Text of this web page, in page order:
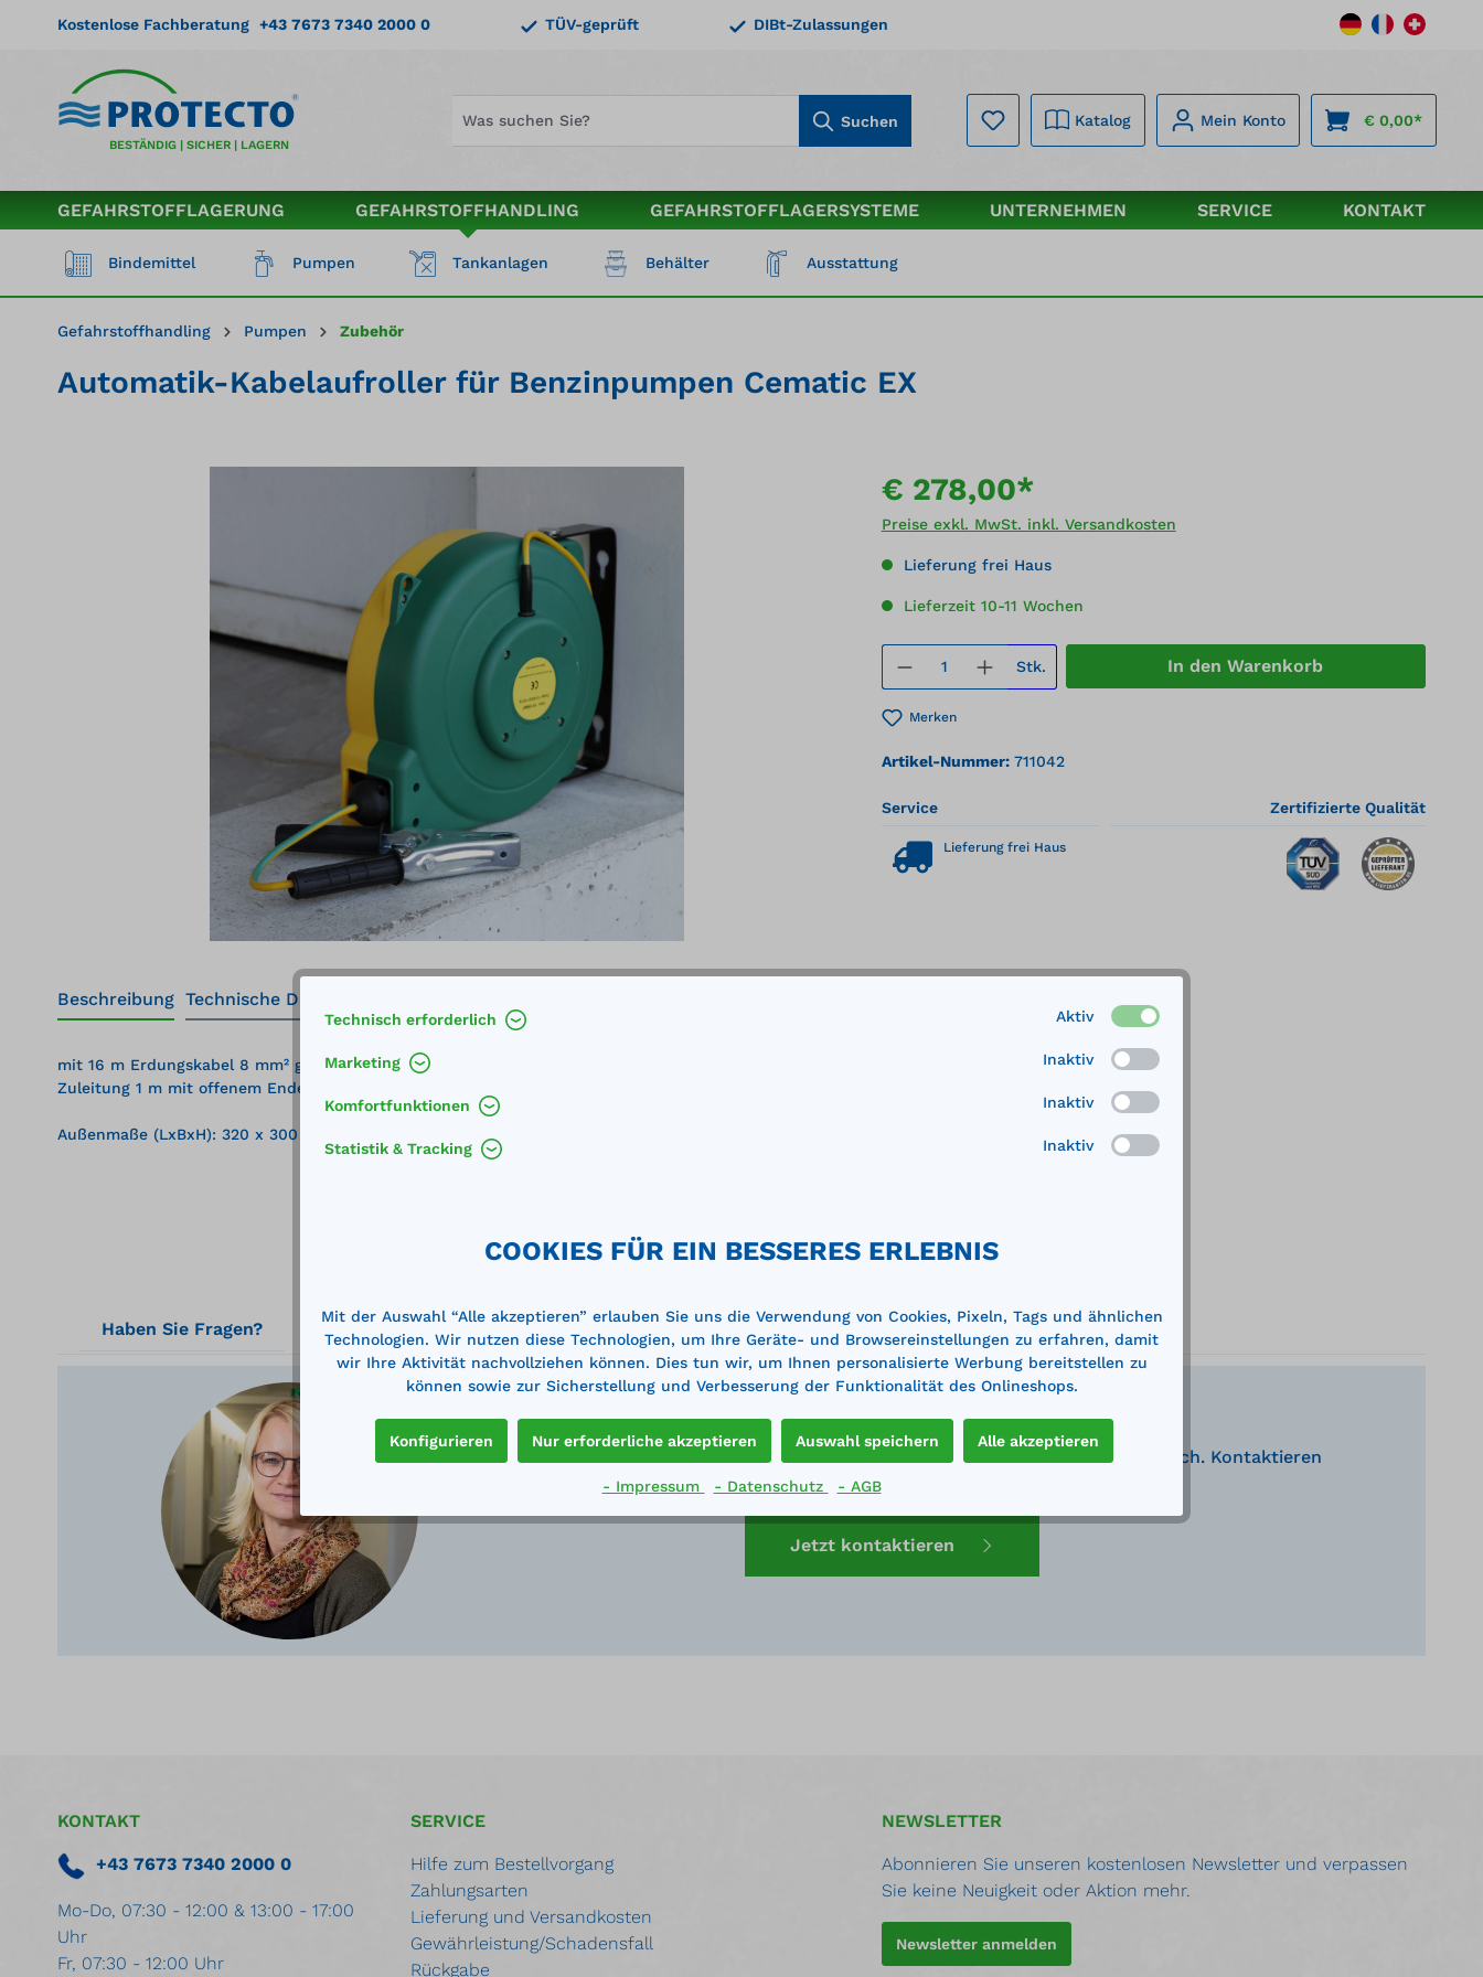
Zur Hauptnavigation springen
Kostenlose Fachberatung +43 7673 7340 2000 0 TÜV-geprüft DIBt-Zulassungen
BESTÄNDIG | SICHER | LAGERN
Suchen Katalog Mein Konto € 0,00*
GEFAHRSTOFFLAGERUNG GEFAHRSTOFFHANDLING GEFAHRSTOFFLAGERSYSTEME UNTERNEHMEN SERVICE KONTAKT
Bindemittel Pumpen Tankanlagen Behälter Ausstattung
Gefahrstoffhandling Pumpen Zubehör
Automatik-Kabelaufroller für Benzinpumpen Cematic EX
€ 278,00*
Preise exkl. MwSt. inkl. Versandkosten
Lieferung frei Haus
Lieferzeit 10-11 Wochen
Produkt Anzahl: Gib den gewünschten Wert
Stk. In den Warenkorb
Merken
Artikel-Nummer: 711042
Service
Lieferung frei Haus
Zertifizierte Qualität
Beschreibung Technische Daten
mit 16 m Erdungskabel 8 mm² grün/gelb, Erdungsklemme
Zuleitung 1 m mit offenem Ende
Außenmaße (LxBxH): 320 x 300 x 140 mm
Haben Sie Fragen?
Gerne sind wir Ihnen bei der Planung und Auswahl der passenden Produkte behilflich. Kontaktieren
Sie uns für eine kostenlose Beratung.
Jetzt kontaktieren
KONTAKT
+43 7673 7340 2000 0
Mo-Do, 07:30 - 12:00 & 13:00 - 17:00
Uhr
Fr, 07:30 - 12:00 Uhr
SERVICE
Hilfe zum Bestellvorgang
Zahlungsarten
Lieferung und Versandkosten
Gewährleistung/Schadensfall
Rückgabe
NEWSLETTER
Abonnieren Sie unseren kostenlosen Newsletter und verpassen
Sie keine Neuigkeit oder Aktion mehr.
Newsletter anmelden
Technisch erforderlich Aktiv
Marketing Inaktiv
Komfortfunktionen Inaktiv
Statistik & Tracking Inaktiv
COOKIES FÜR EIN BESSERES ERLEBNIS
Mit der Auswahl “Alle akzeptieren” erlauben Sie uns die Verwendung von Cookies, Pixeln, Tags und ähnlichen
Technologien. Wir nutzen diese Technologien, um Ihre Geräte- und Browsereinstellungen zu erfahren, damit
wir Ihre Aktivität nachvollziehen können. Dies tun wir, um Ihnen personalisierte Werbung bereitstellen zu
können sowie zur Sicherstellung und Verbesserung der Funktionalität des Onlineshops.
Konfigurieren Nur erforderliche akzeptieren Auswahl speichern Alle akzeptieren
- Impressum - Datenschutz - AGB